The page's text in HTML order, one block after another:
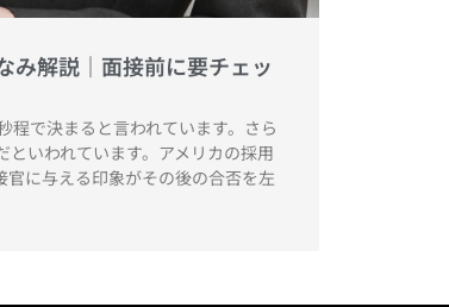
み解説｜面接前に要チェッ
程で決まると言われています。さら
いわれています。アメリカの採用
に与える印象がその後の合否を左